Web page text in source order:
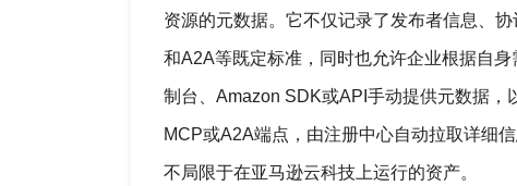
资源的元数据。它不仅记录了发布者信息、
和A2A等既定标准，同时也允许企业根据自
制台、Amazon SDK或API手动提供元数据
MCP或A2A端点，由注册中心自动拉取详细
不局限于在亚马逊云科技上运行的资产。